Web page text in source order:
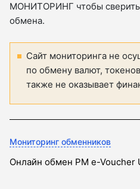
МОНИТОРИНГ чтобы сверить
обмена.
Сайт мониторинга не
по обмену валют,
также не оказывает
Мониторинг обменников
Онлайн обмен PM e-Voucher